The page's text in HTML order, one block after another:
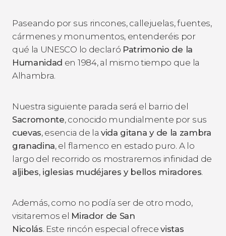
Paseando por sus rincones, callejuelas, fuentes,
cármenes y monumentos, entenderéis por
qué la UNESCO lo declaró Patrimonio de la
Humanidad en 1984, al mismo tiempo que la
Alhambra.
Nuestra siguiente parada será el barrio del
Sacromonte, conocido mundialmente por sus
cuevas, esencia de la vida gitana y de la zambra
granadina, el flamenco en estado puro. A lo
largo del recorrido os mostraremos infinidad de
aljibes, iglesias mudéjares y bellos miradores.
Además, como no podía ser de otro modo,
visitaremos el Mirador de San
Nicolás. Este rincón especial ofrecevistas